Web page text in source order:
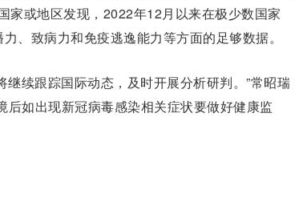
家或地区发现，2022年12月以来在极少数国家
、致病力和免疫逃逸能力等方面的足够数据。
继续跟踪国际动态，及时开展分析研判。”常昭瑞
如出现新冠病毒感染相关症状要做好健康监